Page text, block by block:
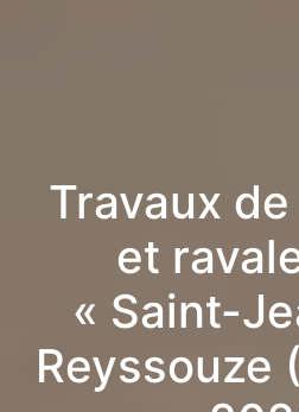
Travaux
et
« Saint-
Reyssouze